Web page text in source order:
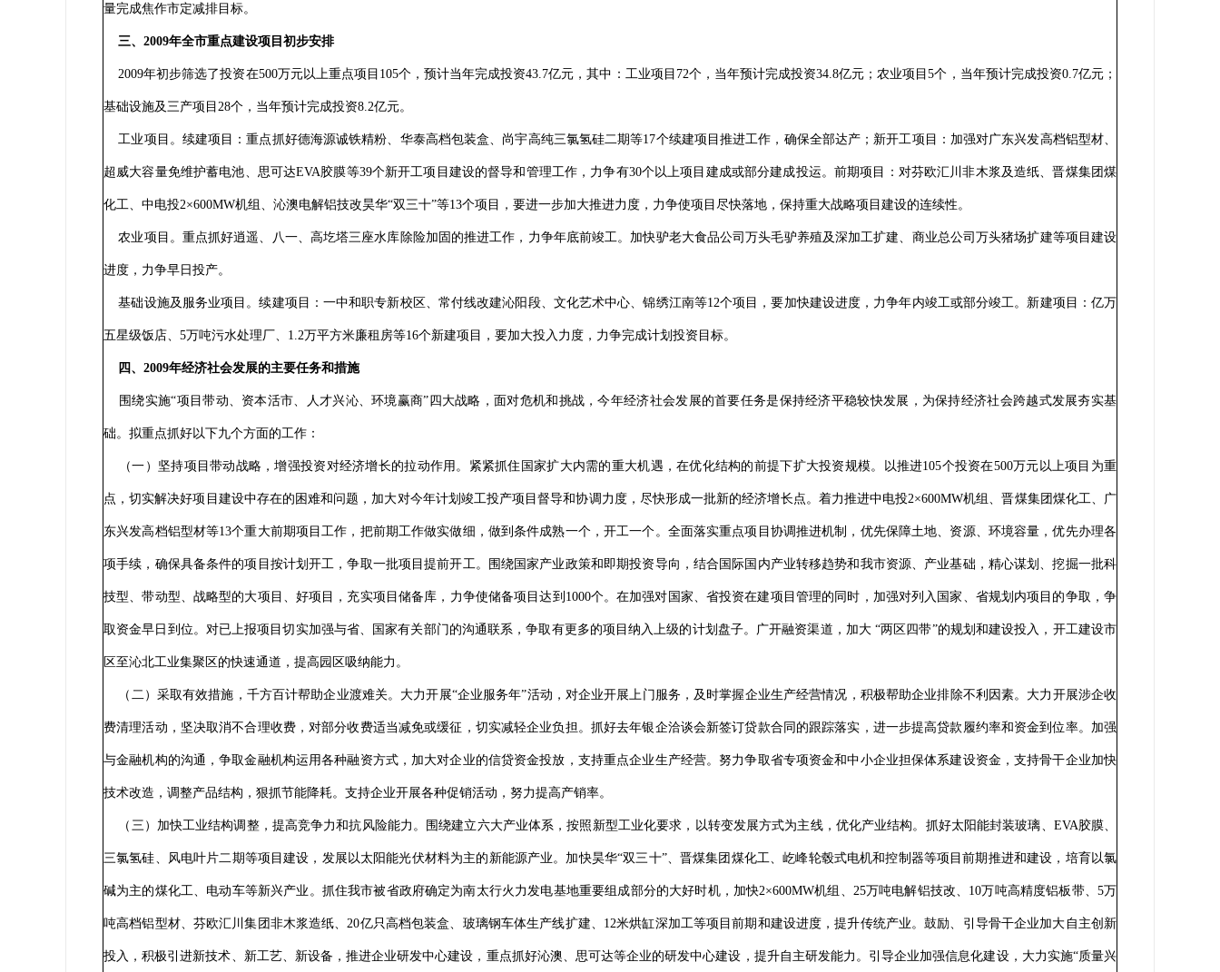
量完成焦作市定减排目标。
三、2009年全市重点建设项目初步安排
2009年初步筛选了投资在500万元以上重点项目105个，预计当年完成投资43.7亿元，其中：工业项目72个，当年预计完成投资34.8亿元；农业项目5个，当年预计完成投资0.7亿元；
基础设施及三产项目28个，当年预计完成投资8.2亿元。
工业项目。续建项目：重点抓好德海源诚铁精粉、华泰高档包装盒、尚宇高纯三氯氢硅二期等17个续建项目推进工作，确保全部达产；新开工项目：加强对广东兴发高档铝型材、
超威大容量免维护蓄电池、思可达EVA胶膜等39个新开工项目建设的督导和管理工作，力争有30个以上项目建成或部分建成投运。前期项目：对芬欧汇川非木浆及造纸、晋煤集团煤
化工、中电投2×600MW机组、沁澳电解铝技改昊华“双三十”等13个项目，要进一步加大推进力度，力争使项目尽快落地，保持重大战略项目建设的连续性。
农业项目。重点抓好逍遥、八一、高圪塔三座水库除险加固的推进工作，力争年底前竣工。加快驴老大食品公司万头毛驴养殖及深加工扩建、商业总公司万头猪场扩建等项目建设
进度，力争早日投产。
基础设施及服务业项目。续建项目：一中和职专新校区、常付线改建沁阳段、文化艺术中心、锦绣江南等12个项目，要加快建设进度，力争年内竣工或部分竣工。新建项目：亿万
五星级饭店、5万吨污水处理厂、1.2万平方米廉租房等16个新建项目，要加大投入力度，力争完成计划投资目标。
四、2009年经济社会发展的主要任务和措施
围绕实施“项目带动、资本活市、人才兴沁、环境赢商”四大战略，面对危机和挑战，今年经济社会发展的首要任务是保持经济平稳较快发展，为保持经济社会跨越式发展夯实基
础。拟重点抓好以下九个方面的工作：
（一）坚持项目带动战略，增强投资对经济增长的拉动作用。紧紧抓住国家扩大内需的重大机遇，在优化结构的前提下扩大投资规模。以推进105个投资在500万元以上项目为重
点，切实解决好项目建设中存在的困难和问题，加大对今年计划竣工投产项目督导和协调力度，尽快形成一批新的经济增长点。着力推进中电投2×600MW机组、晋煤集团煤化工、广
东兴发高档铝型材等13个重大前期项目工作，把前期工作做实做细，做到条件成熟一个，开工一个。全面落实重点项目协调推进机制，优先保障土地、资源、环境容量，优先办理各
项手续，确保具备条件的项目按计划开工，争取一批项目提前开工。围绕国家产业政策和即期投资导向，结合国际国内产业转移趋势和我市资源、产业基础，精心谋划、挖掘一批科
技型、带动型、战略型的大项目、好项目，充实项目储备库，力争使储备项目达到1000个。在加强对国家、省投资在建项目管理的同时，加强对列入国家、省规划内项目的争取，争
取资金早日到位。对已上报项目切实加强与省、国家有关部门的沟通联系，争取有更多的项目纳入上级的计划盘子。广开融资渠道，加大 “两区四带”的规划和建设投入，开工建设市
区至沁北工业集聚区的快速通道，提高园区吸纳能力。
（二）采取有效措施，千方百计帮助企业渡难关。大力开展“企业服务年”活动，对企业开展上门服务，及时掌握企业生产经营情况，积极帮助企业排除不利因素。大力开展涉企收
费清理活动，坚决取消不合理收费，对部分收费适当减免或缓征，切实减轻企业负担。抓好去年银企洽谈会新签订贷款合同的跟踪落实，进一步提高贷款履约率和资金到位率。加强
与金融机构的沟通，争取金融机构运用各种融资方式，加大对企业的信贷资金投放，支持重点企业生产经营。努力争取省专项资金和中小企业担保体系建设资金，支持骨干企业加快
技术改造，调整产品结构，狠抓节能降耗。支持企业开展各种促销活动，努力提高产销率。
（三）加快工业结构调整，提高竞争力和抗风险能力。围绕建立六大产业体系，按照新型工业化要求，以转变发展方式为主线，优化产业结构。抓好太阳能封装玻璃、EVA胶膜、
三氯氢硅、风电叶片二期等项目建设，发展以太阳能光伏材料为主的新能源产业。加快昊华“双三十”、晋煤集团煤化工、屹峰轮毂式电机和控制器等项目前期推进和建设，培育以氯
碱为主的煤化工、电动车等新兴产业。抓住我市被省政府确定为南太行火力发电基地重要组成部分的大好时机，加快2×600MW机组、25万吨电解铝技改、10万吨高精度铝板带、5万
吨高档铝型材、芬欧汇川集团非木浆造纸、20亿只高档包装盒、玻璃钢车体生产线扩建、12米烘缸深加工等项目前期和建设进度，提升传统产业。鼓励、引导骨干企业加大自主创新
投入，积极引进新技术、新工艺、新设备，推进企业研发中心建设，重点抓好沁澳、思可达等企业的研发中心建设，提升自主研发能力。引导企业加强信息化建设，大力实施“质量兴